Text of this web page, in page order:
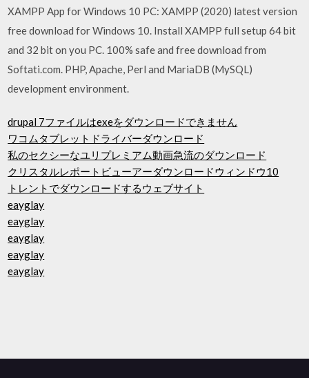
XAMPP App for Windows 10 PC: XAMPP (2020) latest version
free download for Windows 10. Install XAMPP full setup 64 bit
and 32 bit on you PC. 100% safe and free download from
Softati.com. PHP, Apache, Perl and MariaDB (MySQL)
development environment.
drupal 7ファイルはexeをダウンロードできません
ワコムタブレットドライバーダウンロード
私のセクシーなユリプレミアム動画急流のダウンロード
クリスタルレポートビューアーダウンロードウィンドウ10
トレントでダウンロードするウェブサイト
eayglay
eayglay
eayglay
eayglay
eayglay